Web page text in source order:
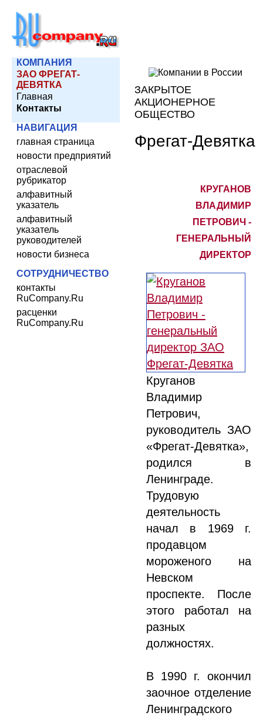
КОМПАНИЯ
ЗАО ФРЕГАТ-
ДЕВЯТКА
Главная
Контакты
НАВИГАЦИЯ
главная страница
новости предприятий
отраслевой
рубрикатор
алфавитный
указатель
алфавитный
указатель
руководителей
новости бизнеса
СОТРУДНИЧЕСТВО
контакты
RuCompany.Ru
расценки
RuCompany.Ru
ЗАКРЫТОЕ
АКЦИОНЕРНОЕ
ОБЩЕСТВО
Фрегат-Девятка
КРУГАНОВ
ВЛАДИМИР
ПЕТРОВИЧ -
ГЕНЕРАЛЬНЫЙ
ДИРЕКТОР
Круганов
Владимир
Петрович,
руководитель ЗАО
«Фрегат-Девятка»,
родился в
Ленинграде.
Трудовую
деятельность
начал в 1969 г.
продавцом
мороженого на
Невском
проспекте. После
этого работал на
разных
должностях.
В 1990 г. окончил
заочное отделение
Ленинградского